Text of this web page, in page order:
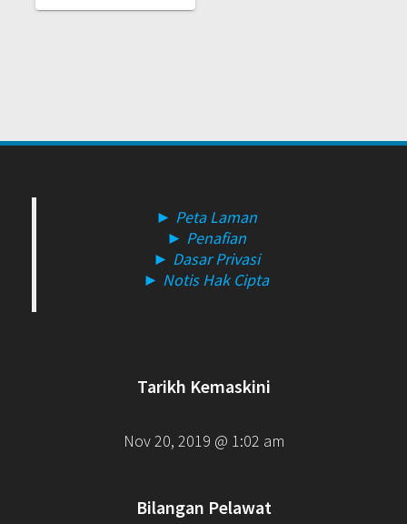
► Peta Laman
► Penafian
► Dasar Privasi
► Notis Hak Cipta
Tarikh Kemaskini
Nov 20, 2019 @ 1:02 am
Bilangan Pelawat